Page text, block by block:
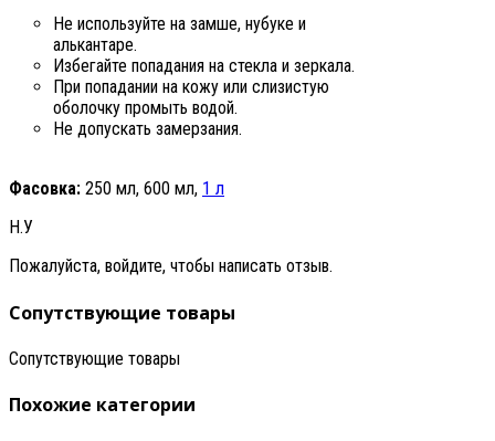
Не используйте на замше, нубуке и
алькантаре.
Избегайте попадания на стекла и зеркала.
При попадании на кожу или слизистую
оболочку промыть водой.
Не допускать замерзания.
Фасовка: 250 мл, 600 мл, 1 л
Н.У
Пожалуйста, войдите, чтобы написать отзыв.
Сопутствующие товары
Сопутствующие товары
Похожие категории